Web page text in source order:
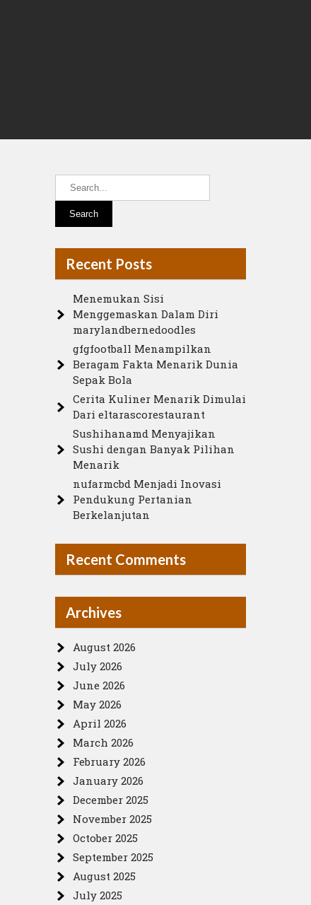
Recent Posts
Menemukan Sisi
Menggemaskan Dalam Diri
marylandbernedoodles
gfgfootball Menampilkan
Beragam Fakta Menarik Dunia
Sepak Bola
Cerita Kuliner Menarik Dimulai
Dari eltarascorestaurant
Sushihanamd Menyajikan
Sushi dengan Banyak Pilihan
Menarik
nufarmcbd Menjadi Inovasi
Pendukung Pertanian
Berkelanjutan
Recent Comments
Archives
August 2026
July 2026
June 2026
May 2026
April 2026
March 2026
February 2026
January 2026
December 2025
November 2025
October 2025
September 2025
August 2025
July 2025